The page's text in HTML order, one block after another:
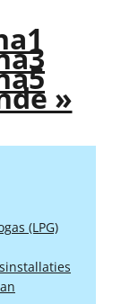
1
3
5
»
(LPG)